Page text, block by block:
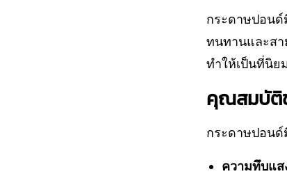
กระดาษปอนด์
ทนทานและสา
ทำให้เป็นที่นิย
คุณสมบัติ
กระดาษปอน
ความทึบแส